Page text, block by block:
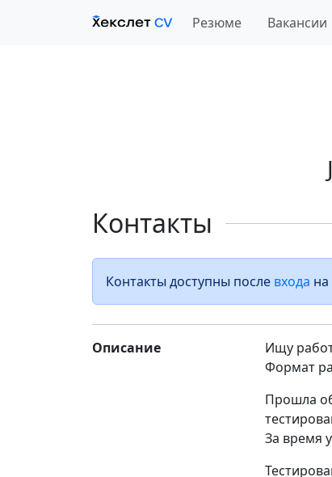
Резюме Вакансии
Контакты
Контакты доступны после входа на
Описание
Ищу
Формат
Прошла
За время